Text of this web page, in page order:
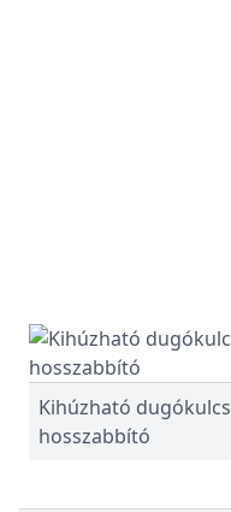
Kihúzható dugókulcs
hosszabbító